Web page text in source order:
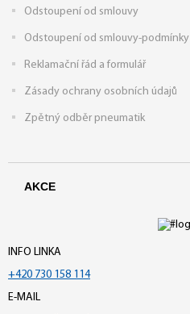
Odstoupení od smlouvy
Odstoupení od smlouvy-podmínky
Reklamační řád a formulář
Zásady ochrany osobních údajů
Zpětný odběr pneumatik
AKCE
INFO LINKA
+420 730 158 114
E-MAIL